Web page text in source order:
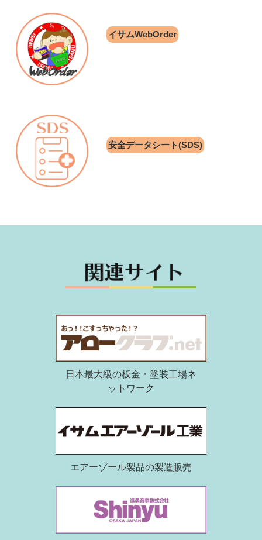
イサムWebOrder
安全データシート(SDS)
日本最大級の板金・塗装工場ネ
ットワーク
エアーゾール製品の製造販売